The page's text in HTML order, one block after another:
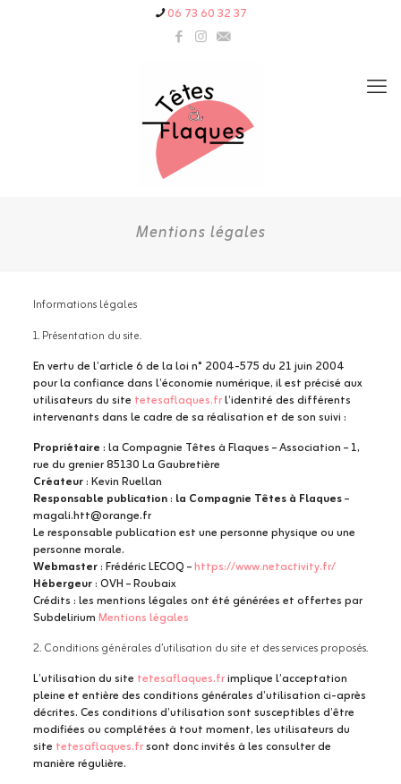
06 73 60 32 37
Mentions légales
Informations légales
1. Présentation du site.
En vertu de l’article 6 de la loi n° 2004-575 du 21 juin 2004
pour la confiance dans l’économie numérique, il est précisé aux
utilisateurs du site tetesaflaques.frl’identité des différents
intervenants dans le cadre de sa réalisation et de son suivi :
Propriétaire : la Compagnie Têtes à Flaques – Association – 1,
rue du grenier 85130 La Gaubretière
Créateur: Kevin Ruellan
Responsable publication: la Compagnie Têtes à Flaques–
magali.htt@orange.fr
Le responsable publication est une personne physique ou une
personne morale.
Webmaster: Frédéric LECOQ –https://www.netactivity.fr/
Hébergeur: OVH – Roubaix
Crédits : les mentions légales ont été générées et offertes par
SubdeliriumMentions légales
2. Conditions générales d’utilisation du site et des services proposés.
L’utilisation du site tetesaflaques.frimplique l’acceptation
pleine et entière des conditions générales d’utilisation ci-après
décrites. Ces conditions d’utilisation sont susceptibles d’être
modifiées ou complétées à tout moment, les utilisateurs du
site tetesaflaques.frsont donc invités à les consulter de
manière régulière.